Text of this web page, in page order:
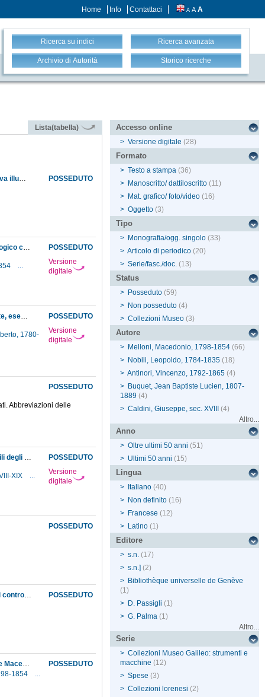
Home Info Contattaci A A A
Ricerca su indici Ricerca avanzata
Archivio di Autorità Storico ricerche
Lista(tabella)
POSSEDUTO
Alcune nozioni di rifrazione e sulla loro applicazione al golfo di Napoli a proposito della nuova illuminazione del molo
POSSEDUTO
Versione
digitale
Approvazione del progetto esposto dal direttore del Museo di creare un Archivio meteorologico centrale italiano
...
POSSEDUTO
Versione
digitale
Approvazione dell'acquisto di un apparato generale per le esperienze sul calorico raggiante, eseguito dall'artefice Wolf
1780-
POSSEDUTO
Abbreviazioni delle
POSSEDUTO
Versione
digitale
Comunicazione, dalla Segreteria di corte, dell'effettuazione del pagamento ad Amici e Nobili degli strumenti da loro forniti al Museo
XIX
...
POSSEDUTO
POSSEDUTO
Considerazioni intorno ad alcune obbiezioni del dot.r Ambrogio Fusinieri e de' suoi seguaci contro la teorica del Wells ed altri principii ammessi dai fisici ...
POSSEDUTO
Corrispondenza di Giovanni Battista Amici con Giuseppe Bianchi, Leopoldo Nobili, Enrico e Macedonio Melloni
1854
...
Accesso online
> Versione digitale (28)
Formato
> Testo a stampa (36)
> Manoscritto/ dattiloscritto (11)
> Mat. grafico/ foto/video (16)
> Oggetto (3)
Tipo
> Monografia/ogg. singolo (33)
> Articolo di periodico (20)
> Serie/fasc./doc. (13)
Status
> Posseduto (59)
> Non posseduto (4)
> Collezioni Museo (3)
Autore
> Melloni, Macedonio, 1798-1854 (66)
> Nobili, Leopoldo, 1784-1835 (18)
> Antinori, Vincenzo, 1792-1865 (4)
> Buquet, Jean Baptiste Lucien, 1807-
1889 (4)
> Caldini, Giuseppe, sec. XVIII
(4)
Altro...
Anno
> Oltre ultimi 50 anni (51)
> Ultimi 50 anni (15)
Lingua
> Italiano (40)
> Non definito (16)
> Francese (12)
> Latino (1)
Editore
> s.n. (17)
> s.n.] (2)
> Bibliothèque universelle de Genève
(1)
> D. Passigli (1)
> G. Palma (1)
Altro...
Serie
> Collezioni Museo Galileo: strumenti e
macchine (12)
> Spese (3)
> Collezioni lorenesi (2)